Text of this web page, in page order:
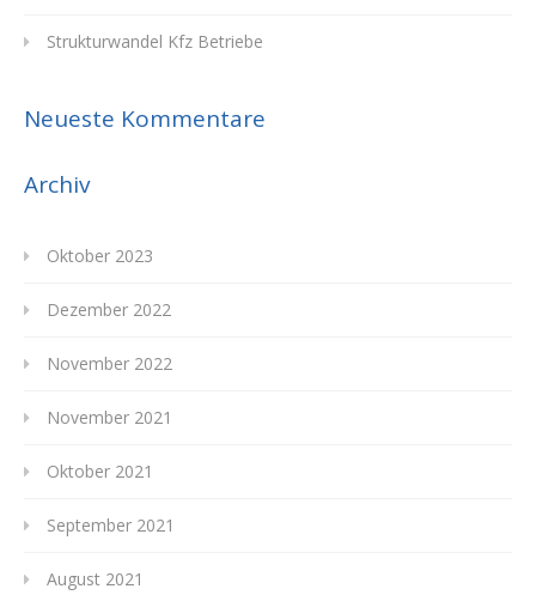
Strukturwandel Kfz Betriebe
Neueste Kommentare
Archiv
Oktober 2023
Dezember 2022
November 2022
November 2021
Oktober 2021
September 2021
August 2021